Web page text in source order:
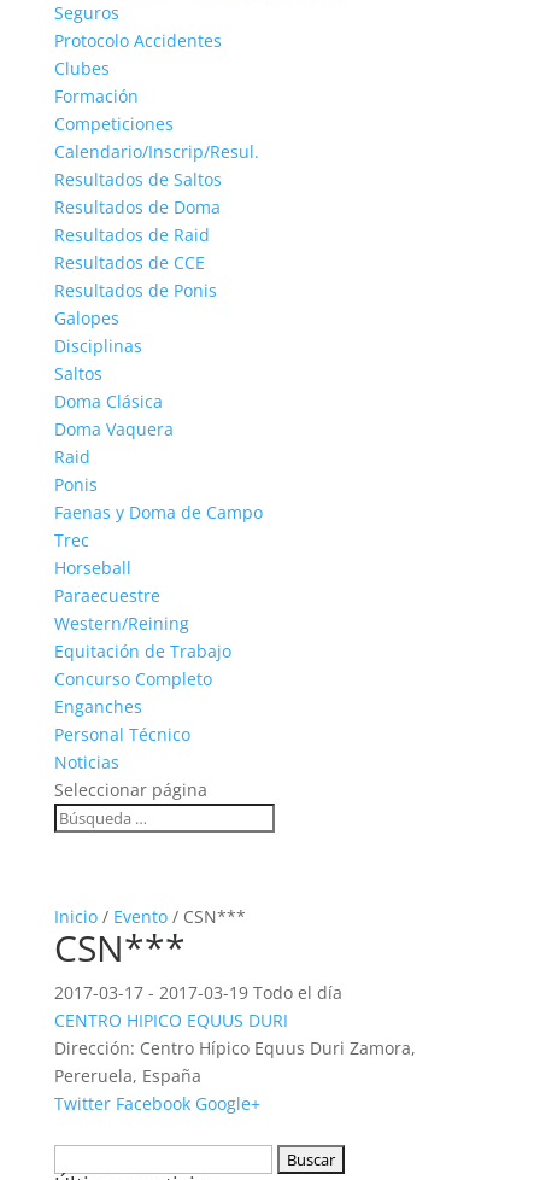
Seguros
Protocolo Accidentes
Clubes
Formación
Competiciones
Calendario/Inscrip/Resul.
Resultados de Saltos
Resultados de Doma
Resultados de Raid
Resultados de CCE
Resultados de Ponis
Galopes
Disciplinas
Saltos
Doma Clásica
Doma Vaquera
Raid
Ponis
Faenas y Doma de Campo
Trec
Horseball
Paraecuestre
Western/Reining
Equitación de Trabajo
Concurso Completo
Enganches
Personal Técnico
Noticias
Seleccionar página
Inicio/ Evento/ CSN***
CSN***
2017-03-17 - 2017-03-19 Todo el día
CENTRO HIPICO EQUUS DURI
Dirección: Centro Hípico Equus Duri Zamora,
Pereruela, España
Twitter Facebook Google+